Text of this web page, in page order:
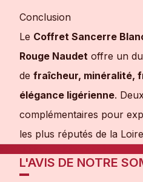
Conclusion
Le Coffret Sancerre
Rouge Naudet offre un
de fraîcheur, minéralité,
élégance ligérienne.
complémentaires pour
les plus réputés de la
L'AVIS DE NOTRE